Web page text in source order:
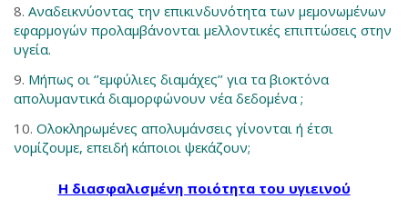
Αναδεικνύοντας την επικινδυνότητα των μεμονωμένων
εφαρμογών προλαμβάνονται μελλοντικές επιπτώσεις στην
υγεία.
Μήπως οι ‘’εμφύλιες διαμάχες’’ για τα βιοκτόνα
απολυμαντικά διαμορφώνουν νέα δεδομένα ;
Ολοκληρωμένες απολυμάνσεις γίνονται ή έτσι
νομίζουμε, επειδή κάποιοι ψεκάζουν;
Η διασφαλισμένη ποιότητα του υγιεινού